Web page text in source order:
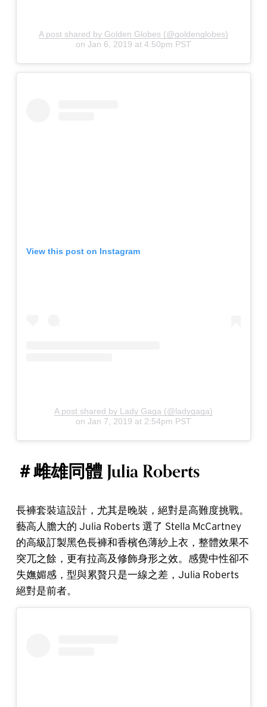
A post shared by Golden Globes (@goldenglobes)
on Jan 6, 2019 at 4:50pm PST
View this post on Instagram
A post shared by Lady Gaga (@ladygaga)
on Jan 7, 2019 at 2:54pm PST
＃雌雄同體 Julia Roberts
長褲套裝這設計，尤其是晚裝，絕對是高難度挑戰。
藝高人膽大的 Julia Roberts 選了 Stella McCartney
的高級訂製黑色長褲和香檳色薄紗上衣，整體效果不
突兀之餘，更有拉高及修飾身形之效。感覺中性卻不
失嫵媚感，型與累贅只是一線之差，Julia Roberts
絕對是前者。